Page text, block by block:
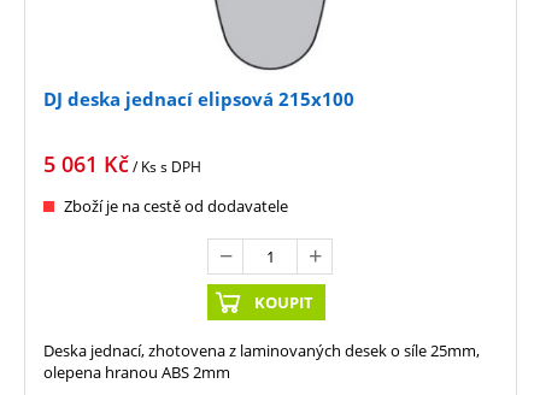
DJ deska jednací elipsová 215x100
5 061 Kč/ Kss DPH
Zboží je na cestě od dodavatele
KOUPIT
Deska jednací, zhotovena z laminovaných desek o síle 25mm,
olepena hranou ABS 2mm